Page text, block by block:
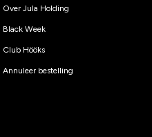
Over Jula Holding
Black Week
Club Hööks
Annuleer bestelling